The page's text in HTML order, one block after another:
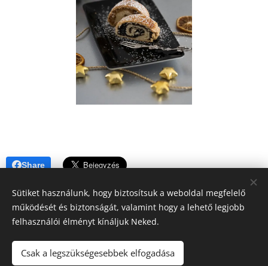
Share
A blogban megjelenő tartalomra (receptek, írások, fotók, stb.)
a szerzői jogról szóló 2016. évi XCIII. törvény
Sütiket használunk, hogy biztosítsuk a weboldal megfelelő
működését és biztonságát, valamint hogy a lehető legjobb
felhasználói élményt kínáljuk Neked.
Csak a legszükségesebbek elfogadása